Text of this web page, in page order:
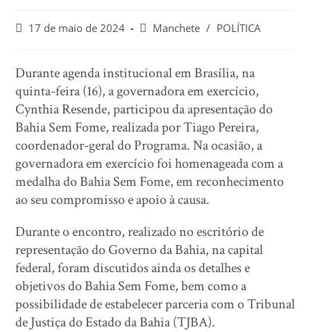
17 de maio de 2024 Manchete / POLÍTICA
Durante agenda institucional em Brasília, na
quinta-feira (16), a governadora em exercício,
Cynthia Resende, participou da apresentação do
Bahia Sem Fome, realizada por Tiago Pereira,
coordenador-geral do Programa. Na ocasião, a
governadora em exercício foi homenageada com a
medalha do Bahia Sem Fome, em reconhecimento
ao seu compromisso e apoio à causa.
Durante o encontro, realizado no escritório de
representação do Governo da Bahia, na capital
federal, foram discutidos ainda os detalhes e
objetivos do Bahia Sem Fome, bem como a
possibilidade de estabelecer parceria com o Tribunal
de Justiça do Estado da Bahia (TJBA).